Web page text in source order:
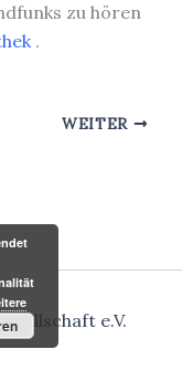
zu hören
.
WEITER
e.V.